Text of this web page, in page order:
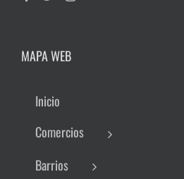
MAPA WEB
Inicio
Comercios
Barrios